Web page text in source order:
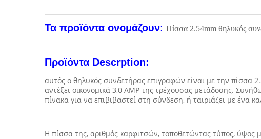
Τα προϊόντα ονομάζουν: Πίσσα 2.54mm θηλυκός
Προϊόντα Descrption:
αυτός ο θηλυκός συνδετήρας επιγραφών είναι με την πίσσα
αντέξει οικονομικά 3,0 AMP της τρέχουσας μετάδοσης.
πίνακα για να επιβιβαστεί στη σύνδεση, ή ταιριάζει με
Η πίσσα της, αριθμός καρφιτσών, τοποθετώντας τύπος,